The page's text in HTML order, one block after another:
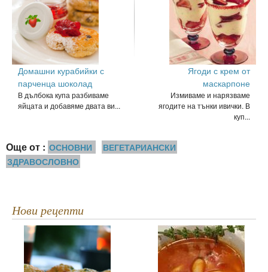
Домашни курабийки с
парченца шоколад
В дълбока купа разбиваме
яйцата и добавяме двата ви...
Ягоди с крем от
маскарпоне
Измиваме и нарязваме
ягодите на тънки ивички. В
куп...
Още от : ОСНОВНИ
ВЕГЕТАРИАНСКИ
ЗДРАВОСЛОВНО
Нови рецепти